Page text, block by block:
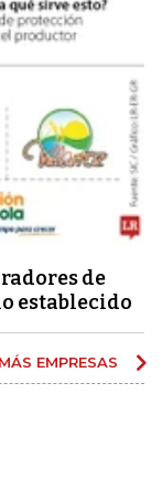
de
establecido
MÁS EMPRESAS